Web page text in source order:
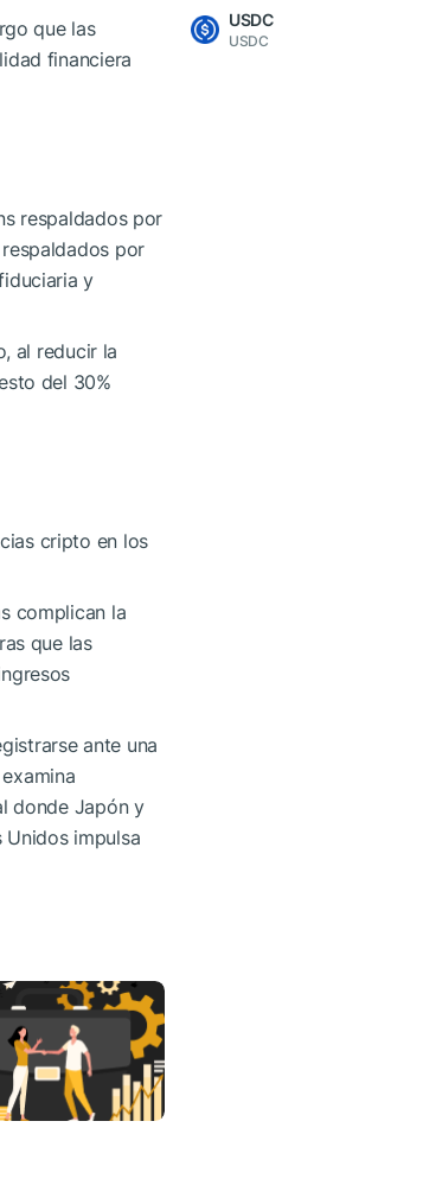
que las
financiera
respaldados por
por
y
al reducir la
del 30%
cripto en los
complican la
que las
ante una
donde Japón y
Unidos impulsa
USDC
USDC